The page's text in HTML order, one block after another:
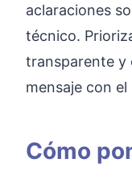
aclaraciones
técnico.
transparente y
mensaje con
Cómo